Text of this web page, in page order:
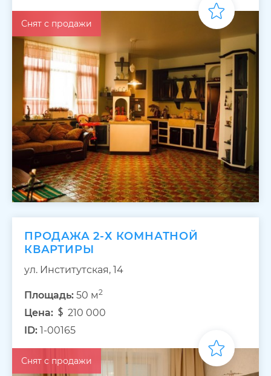
Снят с продажи
ПРОДАЖА 2-Х КОМНАТНОЙ
КВАРТИРЫ
ул. Институтская, 14
Площадь: 50 м2
Цена:
210 000
ID: 1-00165
Снят с продажи